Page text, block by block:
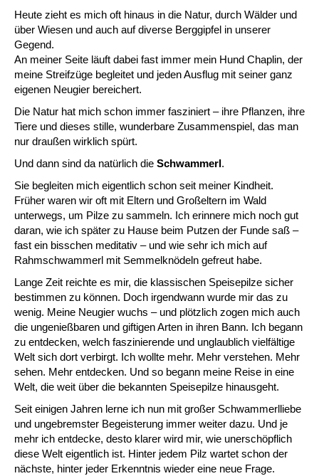
Heute zieht es mich oft hinaus in die Natur, durch Wälder und
über Wiesen und auch auf diverse Berggipfel in unserer
Gegend.
An meiner Seite läuft dabei fast immer mein Hund Chaplin, der
meine Streifzüge begleitet und jeden Ausflug mit seiner ganz
eigenen Neugier bereichert.
Die Natur hat mich schon immer fasziniert – ihre Pflanzen, ihre
Tiere und dieses stille, wunderbare Zusammenspiel, das man
nur draußen wirklich spürt.
Und dann sind da natürlich die Schwammerl.
Sie begleiten mich eigentlich schon seit meiner Kindheit.
Früher waren wir oft mit Eltern und Großeltern im Wald
unterwegs, um Pilze zu sammeln. Ich erinnere mich noch gut
daran, wie ich später zu Hause beim Putzen der Funde saß –
fast ein bisschen meditativ – und wie sehr ich mich auf
Rahmschwammerl mit Semmelknödeln gefreut habe.
Lange Zeit reichte es mir, die klassischen Speisepilze sicher
bestimmen zu können. Doch irgendwann wurde mir das zu
wenig. Meine Neugier wuchs – und plötzlich zogen mich auch
die ungenießbaren und giftigen Arten in ihren Bann. Ich begann
zu entdecken, welch faszinierende und unglaublich vielfältige
Welt sich dort verbirgt. Ich wollte mehr. Mehr verstehen. Mehr
sehen. Mehr entdecken. Und so begann meine Reise in eine
Welt, die weit über die bekannten Speisepilze hinausgeht.
Seit einigen Jahren lerne ich nun mit großer Schwammerlliebe
und ungebremster Begeisterung immer weiter dazu. Und je
mehr ich entdecke, desto klarer wird mir, wie unerschöpflich
diese Welt eigentlich ist. Hinter jedem Pilz wartet schon der
nächste, hinter jeder Erkenntnis wieder eine neue Frage.